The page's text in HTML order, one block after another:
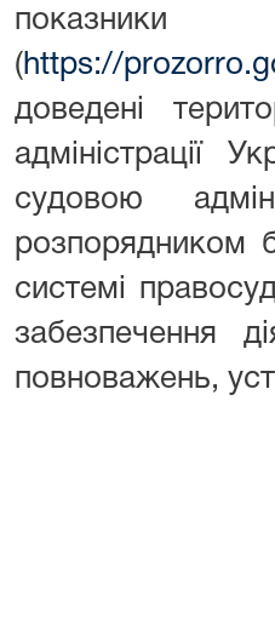
(https://
доведені
адміністрації
судовою
розпорядником
системі
забезпечення
повноважень,